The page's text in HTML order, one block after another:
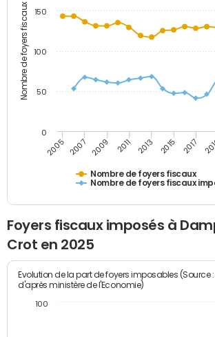
Nombre de foyers fiscaux
Nombre de foyers fiscaux
Nombre de foyers fiscaux
2005 2007 2009 2011 2013 2015 2017
0
50
100
150
Foyers fiscaux imposés à
Crot en 2025
Evolution de la part de foyers imposables (Source :
d'après ministère de l'Economie)
100